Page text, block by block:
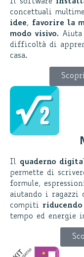
Il software
concettuali
idee, favorire la
modo visivo. Aiuta
difficoltà di
casa.
Il quaderno
permette di
formule,
aiutando i ragazzi
compiti
tempo ed energie